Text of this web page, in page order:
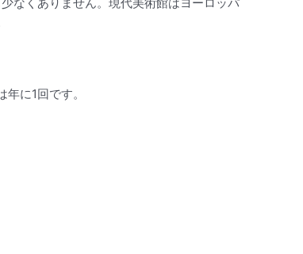
に1回です。